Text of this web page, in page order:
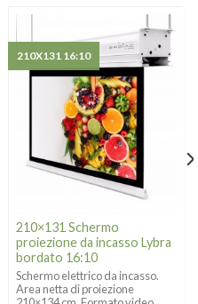
210×131 Schermo
proiezione da incasso Lybra
bordato 16:10
Schermo elettrico da incasso.
Area netta di proiezione
210X131 16:10